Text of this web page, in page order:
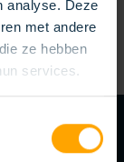
analyse. Deze
met andere
ze hebben
services.